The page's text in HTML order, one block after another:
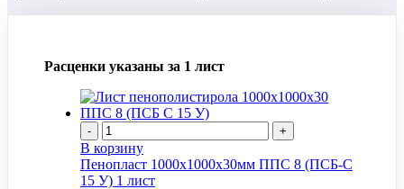
Расценки указаны за 1 лист
- +
В корзину
Пенопласт 1000x1000x30мм ППС 8 (ПСБ-С
15 У) 1 лист